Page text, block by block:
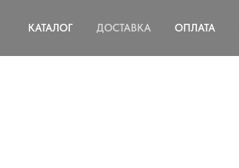
КАТАЛОГ ДОСТАВКА ОПЛАТА